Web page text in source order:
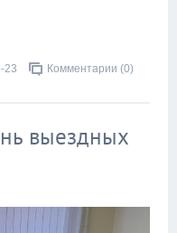
23 Комментарии (0)
выездных